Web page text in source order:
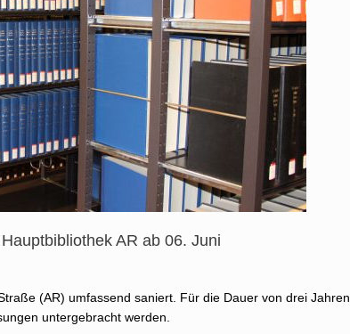
AR ab 06. Juni
(AR) umfassend saniert. Für die Dauer von drei Jahren
untergebracht werden.